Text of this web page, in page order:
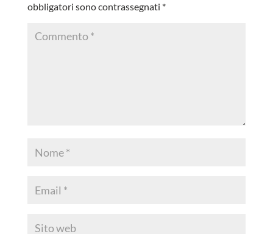
obbligatori sono contrassegnati *